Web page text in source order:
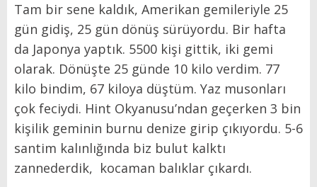
Tam bir sene kaldık, Amerikan gemileriyle 25
gün gidiş, 25 gün dönüş sürüyordu. Bir hafta
da Japonya yaptık. 5500 kişi gittik, iki gemi
olarak. Dönüşte 25 günde 10 kilo verdim. 77
kilo bindim, 67 kiloya düştüm. Yaz musonları
çok feciydi. Hint Okyanusu’ndan geçerken 3 bin
kişilik geminin burnu denize girip çıkıyordu. 5-6
santim kalınlığında biz bulut kalktı
zannederdik, kocaman balıklar çıkardı.